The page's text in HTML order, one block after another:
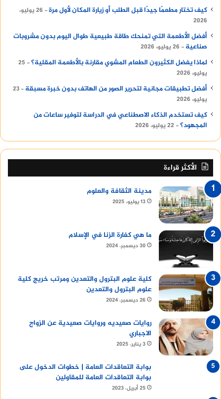
كيف تختار مطعمًا جيدًا قبل الطلب أو زيارة المكان لأول مرة
26 يوليو،
2026
أفضل الأطعمة التي تمنحك طاقة طبيعية طوال اليوم بدون مشروبات
صناعية
26 يوليو، 2026
لماذا يفضل الكثيرون الطعام المشوي مقارنة بالأطعمة المقلية؟
25
يوليو، 2026
أفضل تطبيقات مجانية لتحرير الصور من الهاتف بدون خبرة مسبقة
23
يوليو، 2026
كيف تستخدم الذكاء الاصطناعي في الدراسة لتوفير ساعات من
المجهود؟ 22 يوليو، 2026
الأكثر قراءة
مدينة الثقافة والعلوم
13 يوليو، 2025
ما هي كفارة الزنا في الإسلام
30 ديسمبر، 2024
كلية علوم البترول والتعدين ومرتب خريج كلية
علوم البترول والتعدين
26 ديسمبر، 2024
روايات صعيديه وروايات صعيدية عن الزواج
الاجباري
3 يناير، 2025
بوابة التعاقدات العامة | خطوات الدخول على
بوابة التعاقدات العامة للمقاولين
25 أبريل، 2023